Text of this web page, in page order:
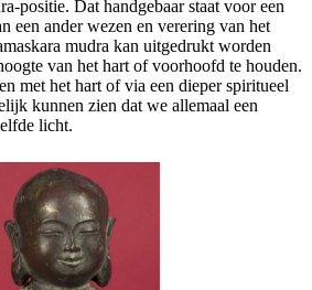
positie. Dat handgebaar staat voor een
een ander wezen en verering van het
mudra kan uitgedrukt worden
van het hart of voorhoofd te houden.
met het hart of via een dieper spiritueel
kunnen zien dat we allemaal een
licht.